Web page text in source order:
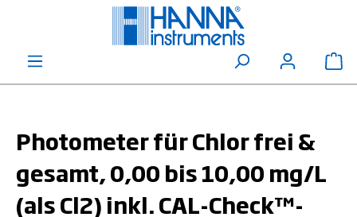
Photometer für Chlor frei &
gesamt, 0,00 bis 10,00 mg/L
(als Cl2) inkl. CAL-Check™-